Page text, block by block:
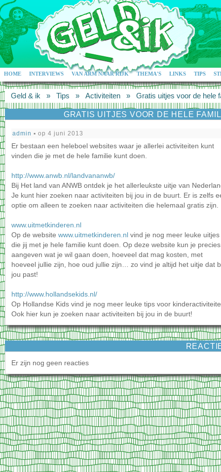
HOME INTERVIEWS VAN ARM NAAR RIJK THEMA'S LINKS TIPS
Geld & ik » Tips » Activiteiten » Gratis uitjes voor de hele
GRATIS UITJES VOOR DE HELE
admin ▪ op 4 juni 2013
Er bestaan een heleboel websites waar je allerlei activiteiten kunt
vinden die je met de hele familie kunt doen.
http://www.anwb.nl/landvananwb/
Bij Het land van ANWB ontdek je het allerleukste uitje van
Je kunt hier zoeken naar activiteiten bij jou in de buurt. Er is zelfs
optie om alleen te zoeken naar activiteiten die helemaal gratis zijn.
www.uitmetkinderen.nl
Op de website www.uitmetkinderen.nl vind je nog meer leuke uitjes
die jij met je hele familie kunt doen. Op deze website kun je precies
aangeven wat je wil gaan doen, hoeveel dat mag kosten, met
hoeveel jullie zijn, hoe oud jullie zijn… zo vind je altijd het uitje dat
jou past!
http://www.hollandsekids.nl/
Op Hollandse Kids vind je nog meer leuke tips voor
Ook hier kun je zoeken naar activiteiten bij jou in de buurt!
Er zijn nog geen reacties